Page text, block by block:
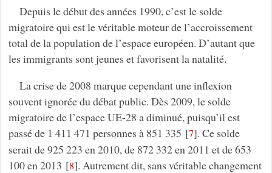
Depuis le début des années 1990, c’est le solde
migratoire qui est le véritable moteur de l’accroissement
total de la population de l’espace européen. D’autant que
les immigrants sont jeunes et favorisent la natalité.
La crise de 2008 marque cependant une inflexion
souvent ignorée du débat public. Dès 2009, le solde
migratoire de l’espace UE-28 a diminué, puisqu’il est
passé de 1 411 471 personnes à 851 335 [7]. Ce solde
serait de 925 223 en 2010, de 872 332 en 2011 et de 653
100 en 2013 [8]. Autrement dit, sans véritable changement